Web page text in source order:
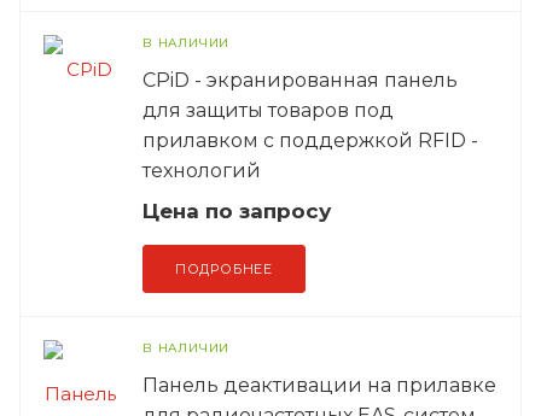
В НАЛИЧИИ
CPiD - экранированная панель
для защиты товаров под
прилавком с поддержкой RFID -
технологий
Цена по запросу
ПОДРОБНЕЕ
В НАЛИЧИИ
Панель деактивации на прилавке